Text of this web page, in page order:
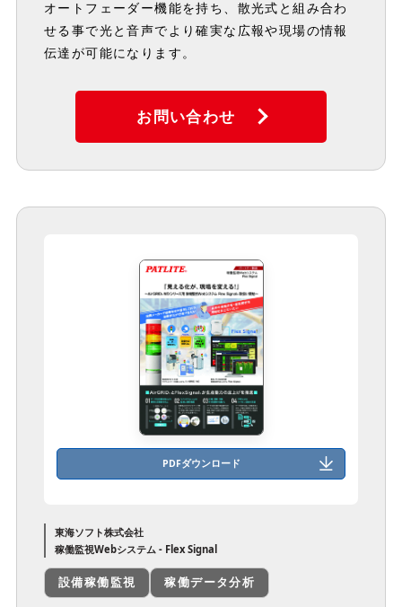
オートフェーダー機能を持ち、散光式と組み合わ
せる事で光と音声でより確実な広報や現場の情報
伝達が可能になります。
お問い合わせ
PDFダウンロード
東海ソフト株式会社
稼働監視Webシステム - Flex Signal
設備稼働監視 稼働データ分析